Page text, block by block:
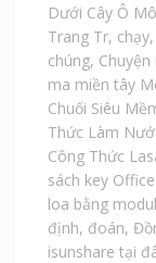
Dưới Cây Ô
Trang Tr, chạy,
chúng,
ma miền tây
Chuối Siêu
Thức Làm
Công Thức
sách key
loa bằng
định, đoán,
isunshare tại